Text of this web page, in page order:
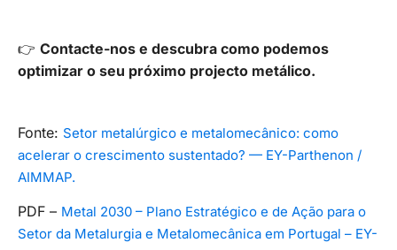
👉 Contacte-nos e descubra como podemos
optimizar o seu próximo projecto metálico.
Fonte: Setor metalúrgico e metalomecânico: como
acelerar o crescimento sustentado? — EY-Parthenon /
AIMMAP.
PDF – Metal 2030 – Plano Estratégico e de Ação para o
Setor da Metalurgia e Metalomecânica em Portugal – EY-